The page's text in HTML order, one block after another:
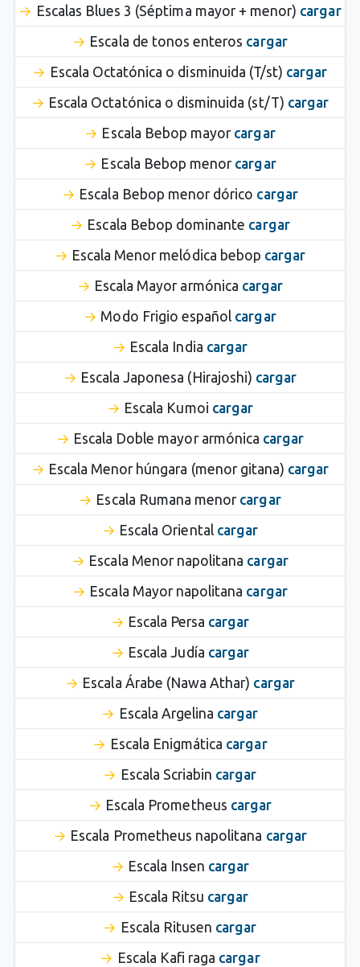
Escalas Blues 3 (Séptima mayor + menor) cargar
Escala de tonos enteros cargar
Escala Octatónica o disminuida (T/st) cargar
Escala Octatónica o disminuida (st/T) cargar
Escala Bebop mayor cargar
Escala Bebop menor cargar
Escala Bebop menor dórico cargar
Escala Bebop dominante cargar
Escala Menor melódica bebop cargar
Escala Mayor armónica cargar
Modo Frigio español cargar
Escala India cargar
Escala Japonesa (Hirajoshi) cargar
Escala Kumoi cargar
Escala Doble mayor armónica cargar
Escala Menor húngara (menor gitana) cargar
Escala Rumana menor cargar
Escala Oriental cargar
Escala Menor napolitana cargar
Escala Mayor napolitana cargar
Escala Persa cargar
Escala Judía cargar
Escala Árabe (Nawa Athar) cargar
Escala Argelina cargar
Escala Enigmática cargar
Escala Scriabin cargar
Escala Prometheus cargar
Escala Prometheus napolitana cargar
Escala Insen cargar
Escala Ritsu cargar
Escala Ritusen cargar
Escala Kafi raga cargar